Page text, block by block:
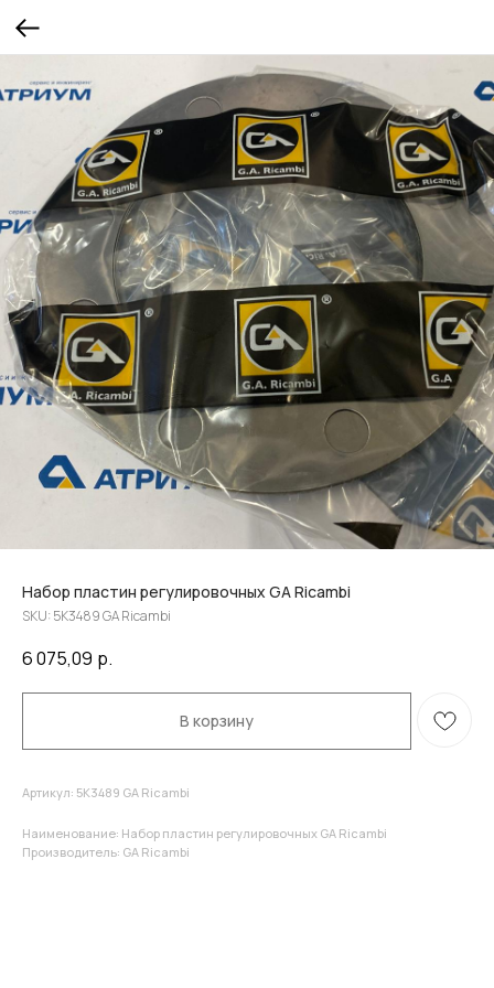
Набор пластин регулировочных GA Ricambi
SKU: 5K3489 GA Ricambi
6 075,09 р.
В корзину
Артикул: 5K3489 GA Ricambi
Наименование: Набор пластин регулировочных GA Ricambi
Производитель: GA Ricambi